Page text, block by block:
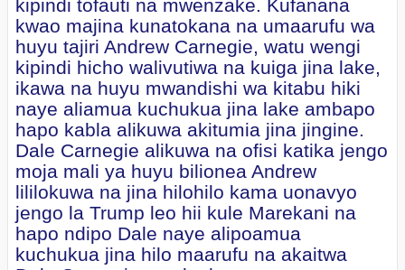
kipindi tofauti na mwenzake. Kufanana
kwao majina kunatokana na umaarufu wa
huyu tajiri Andrew Carnegie, watu wengi
kipindi hicho walivutiwa na kuiga jina lake,
ikawa na huyu mwandishi wa kitabu hiki
naye aliamua kuchukua jina lake ambapo
hapo kabla alikuwa akitumia jina jingine.
Dale Carnegie alikuwa na ofisi katika jengo
moja mali ya huyu bilionea Andrew
lililokuwa na jina hilohilo kama uonavyo
jengo la Trump leo hii kule Marekani na
hapo ndipo Dale naye alipoamua
kuchukua jina hilo maarufu na akaitwa